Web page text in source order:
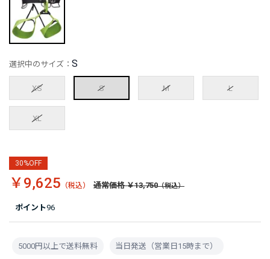
ポイント96
選択中のサイズ： S
XS S M L
XL
30%OFF
￥9,625 通常価格 ￥13,750
5000円以上で送料無料 当日発送（営業日15時まで）